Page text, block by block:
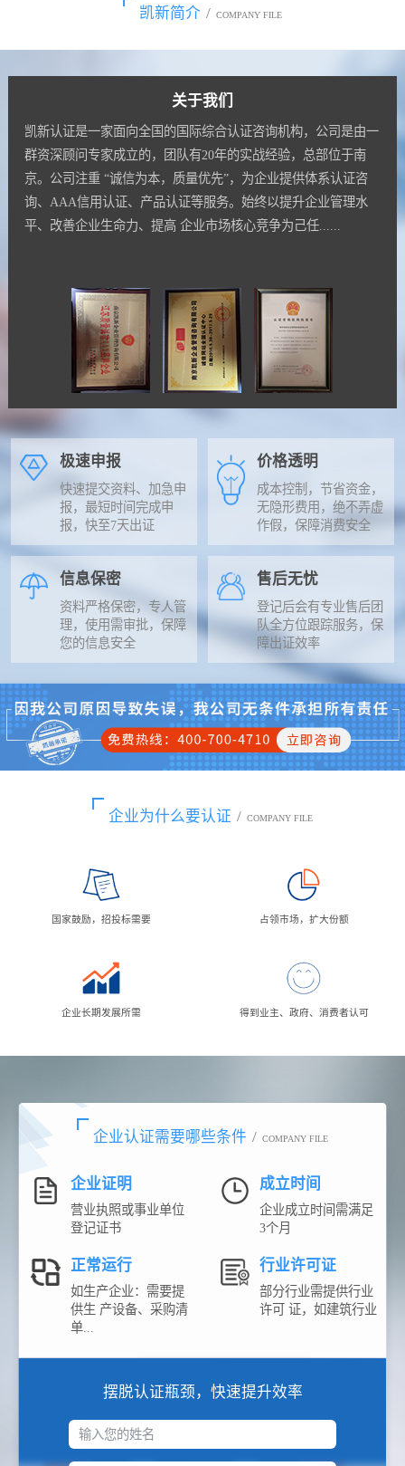
凯新简介 / COMPANY FILE
关于我们
凯新认证是一家面向全国的国际综合认证咨询机构，公司是由一
群资深顾问专家成立的，团队有20年的实战经验，总部位于南
京。公司注重 “诚信为本，质量优先”，为企业提供体系认证咨
询、AAA信用认证、产品认证等服务。始终以提升企业管理水
平、改善企业生命力、提高 企业市场核心竞争为己任......
极速申报
快速提交资料、加急申
报，最短时间完成申
报，快至7天出证
价格透明
成本控制，节省资金，
无隐形费用，绝不弄虚
作假，保障消费安全
信息保密
资料严格保密，专人管
理，使用需审批，保障
您的信息安全
售后无忧
登记后会有专业售后团
队全方位跟踪服务，保
障出证效率
企业为什么要认证 / COMPANY FILE
国家鼓励，招投标需要 占领市场，扩大份额
企业长期发展所需 得到业主、政府、消费者认可
企业认证需要哪些条件 / COMPANY FILE
企业证明
营业执照或事业单位
登记证书
成立时间
企业成立时间需满足
3个月
正常运行
如生产企业：需要提
供生 产设备、采购清
单...
行业许可证
部分行业需提供行业
许可 证，如建筑行业
摆脱认证瓶颈，快速提升效率
输入您的姓名